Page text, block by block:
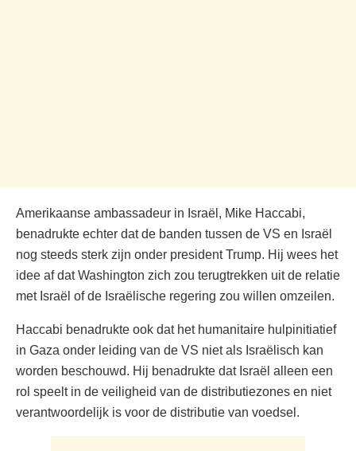
Amerikaanse ambassadeur in Israël, Mike Haccabi,
benadrukte echter dat de banden tussen de VS en Israël
nog steeds sterk zijn onder president Trump. Hij wees het
idee af dat Washington zich zou terugtrekken uit de relatie
met Israël of de Israëlische regering zou willen omzeilen.
Haccabi benadrukte ook dat het humanitaire hulpinitiatief
in Gaza onder leiding van de VS niet als Israëlisch kan
worden beschouwd. Hij benadrukte dat Israël alleen een
rol speelt in de veiligheid van de distributiezones en niet
verantwoordelijk is voor de distributie van voedsel.